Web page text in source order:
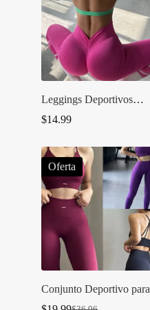
Leggings Deportivos
SculptFit™
$14.99
Oferta
Conjunto Deportivo para
Mujer